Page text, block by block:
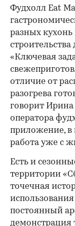
Фудхолл Eat
разных
«Ключевая
отличие от
разогрева
говорит Ирина
оператора
приложение, в
работа уже с
Есть и
территории
точечная
постоянный
демонстрация